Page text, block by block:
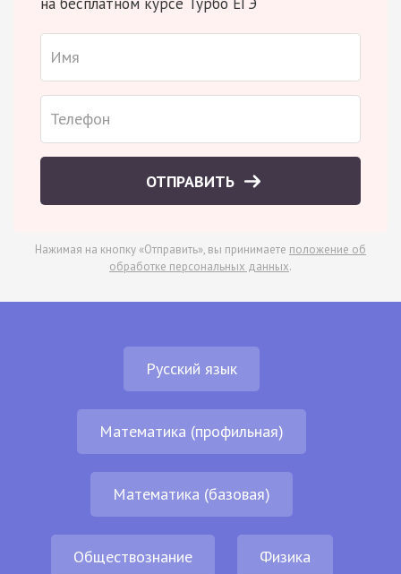
ОТПРАВИТЬ
Нажимая на кнопку «Отправить», вы принимаете положение об
обработке персональных данных.
Русский язык
Математика (профильная)
Математика (базовая)
Обществознание Физика